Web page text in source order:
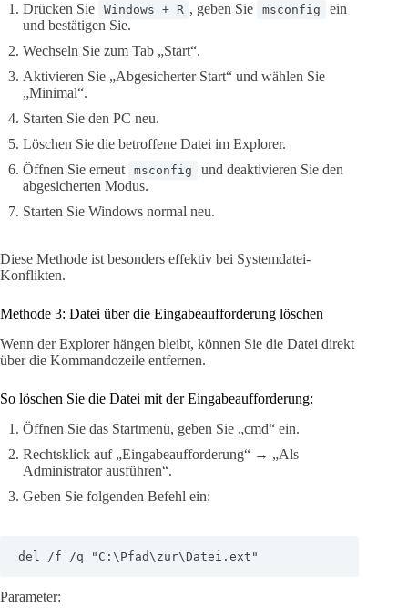
Drücken Sie
Windows + R , geben Sie msconfig
ein
und bestätigen Sie.
Wechseln Sie zum Tab „Start“.
Aktivieren Sie „Abgesicherter Start“ und wählen Sie
„Minimal“.
Starten Sie den PC neu.
Löschen Sie die betroffene Datei im Explorer.
Öffnen Sie erneut
msconfig
und deaktivieren Sie den
abgesicherten Modus.
Starten Sie Windows normal neu.
Diese Methode ist besonders effektiv bei Systemdatei-
Konflikten.
Methode 3: Datei über die Eingabeaufforderung löschen
Wenn der Explorer hängen bleibt, können Sie die Datei direkt
über die Kommandozeile entfernen.
So löschen Sie die Datei mit der Eingabeaufforderung:
Öffnen Sie das Startmenü, geben Sie „cmd“ ein.
Rechtsklick auf „Eingabeaufforderung“ → „Als
Administrator ausführen“.
Geben Sie folgenden Befehl ein:
del /f /q "C:\Pfad\zur\Datei.ext"
Parameter: